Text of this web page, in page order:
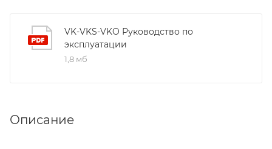
VK-VKS-VKO Руководство по
эксплуатации
1,8 мб
Описание